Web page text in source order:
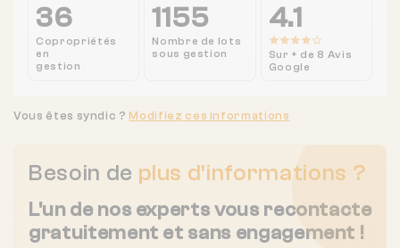
36
Copropriétés
en
gestion
1155
Nombre de lots
sous gestion
4.1
Sur + de 8 Avis
Google
Besoin de plus d'informations ?
L'un de nos experts vous recontacte
gratuitement et sans engagement !
Vous êtes syndic ? Modifiez ces informations